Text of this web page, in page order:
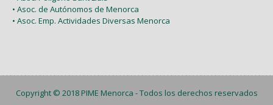
• Asoc. de Autónomos de Menorca
• Asoc. Emp. Actividades Diversas Menorca
Copyright © 2018PIME Menorca - Todos los derechos reservados